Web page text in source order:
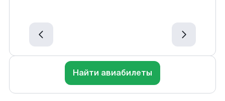
Найти авиабилеты